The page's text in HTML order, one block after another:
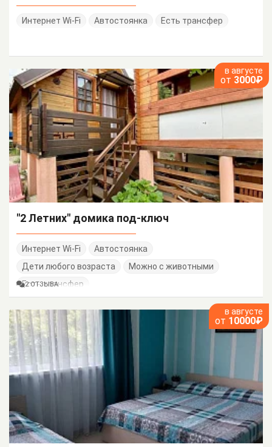
Интернет Wi-Fi Автостоянка Есть трансфер
в августе
от 3000₽
"2 Летних" домика под-ключ
Интернет Wi-Fi
Автостоянка
Дети любого возраста
Можно с животными
Есть трансфер
2 ОТЗЫВА
в августе
от 10000₽